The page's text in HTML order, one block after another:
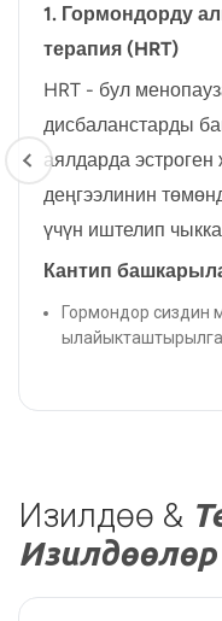
Кантип аткарылат:
Врач визуалдык
моюнчасын
Жатын жана
кын аркылуу
Толук маалымат
1. Гормондорду
терапия (HRT)
HRT - бул
дисбаланстарды
аялдарда
деңгээлинин
үчүн иштелип
Кантип
Гормондор сиздин
менопаузанын
жеңилдетет.
Изилдөө &
Изилдөөлөр